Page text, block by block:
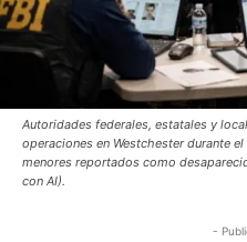
Autoridades federales, estatales y
operaciones en Westchester durante
menores reportados como
con AI).
-